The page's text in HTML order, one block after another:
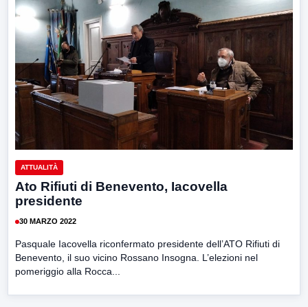
ATTUALITÀ
Ato Rifiuti di Benevento, Iacovella
presidente
30 MARZO 2022
Pasquale Iacovella riconfermato presidente dell’ATO Rifiuti di
Benevento, il suo vicino Rossano Insogna. L’elezioni nel
pomeriggio alla Rocca...